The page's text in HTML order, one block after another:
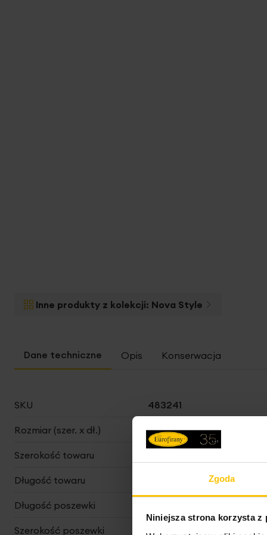
Zgoda
Niniejsza strona korzysta z
Inne produkty z kolekcji: Nova Style
Opis Konserwacja
Więcej
SKU 483241
Rozmiar (szer. x dł.) 220 x 200 cm
Szerokość towaru
Długość towaru
Długość poszewki
Szerokość poszewki 80 cm